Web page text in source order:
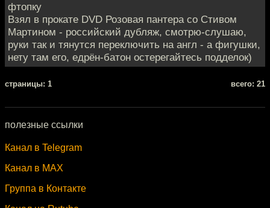
фтопку
Взял в прокате DVD Розовая пантера со Стивом
Мартином - российский дубляж, смотрю-слушаю,
руки так и тянутся переключить на англ - а фигушки,
нету там его, едрён-батон остерегайтесь подделок)
cтраницы: 1 всего: 21
полезные ссылки
Канал в Telegram
Канал в MAX
Группа в Контакте